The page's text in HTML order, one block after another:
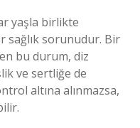
yaşla birlikte
sağlık sorunudur. Bir
bu durum, diz
ve sertliğe de
altına alınmazsa,